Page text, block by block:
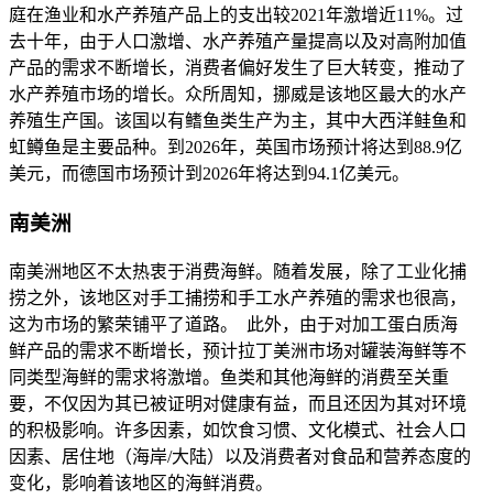
庭在渔业和水产养殖产品上的支出较2021年激增近11%。过
去十年，由于人口激增、水产养殖产量提高以及对高附加值
产品的需求不断增长，消费者偏好发生了巨大转变，推动了
水产养殖市场的增长。众所周知，挪威是该地区最大的水产
养殖生产国。该国以有鳍鱼类生产为主，其中大西洋鲑鱼和
虹鳟鱼是主要品种。到2026年，英国市场预计将达到88.9亿
美元，而德国市场预计到2026年将达到94.1亿美元。
南美洲
南美洲地区不太热衷于消费海鲜。随着发展，除了工业化捕
捞之外，该地区对手工捕捞和手工水产养殖的需求也很高，
这为市场的繁荣铺平了道路。 此外，由于对加工蛋白质海
鲜产品的需求不断增长，预计拉丁美洲市场对罐装海鲜等不
同类型海鲜的需求将激增。鱼类和其他海鲜的消费至关重
要，不仅因为其已被证明对健康有益，而且还因为其对环境
的积极影响。许多因素，如饮食习惯、文化模式、社会人口
因素、居住地（海岸/大陆）以及消费者对食品和营养态度的
变化，影响着该地区的海鲜消费。